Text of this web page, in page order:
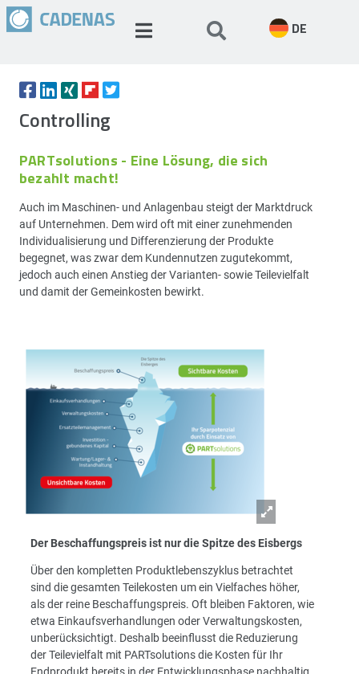
DE
Controlling
PARTsolutions - Eine Lösung, die sich
bezahlt macht!
Auch im Maschinen- und Anlagenbau steigt der Marktdruck
auf Unternehmen. Dem wird oft mit einer zunehmenden
Individualisierung und Differenzierung der Produkte
begegnet, was zwar dem Kundennutzen zugutekommt,
jedoch auch einen Anstieg der Varianten- sowie Teilevielfalt
und damit der Gemeinkosten bewirkt.
Der Beschaffungspreis ist nur die Spitze des Eisbergs
Über den kompletten Produktlebenszyklus betrachtet
sind die gesamten Teilekosten um ein Vielfaches höher,
als der reine Beschaffungspreis. Oft bleiben Faktoren, wie
etwa Einkaufsverhandlungen oder Verwaltungskosten,
unberücksichtigt. Deshalb beeinflusst die Reduzierung
der Teilevielfalt mit PARTsolutions die Kosten für Ihr